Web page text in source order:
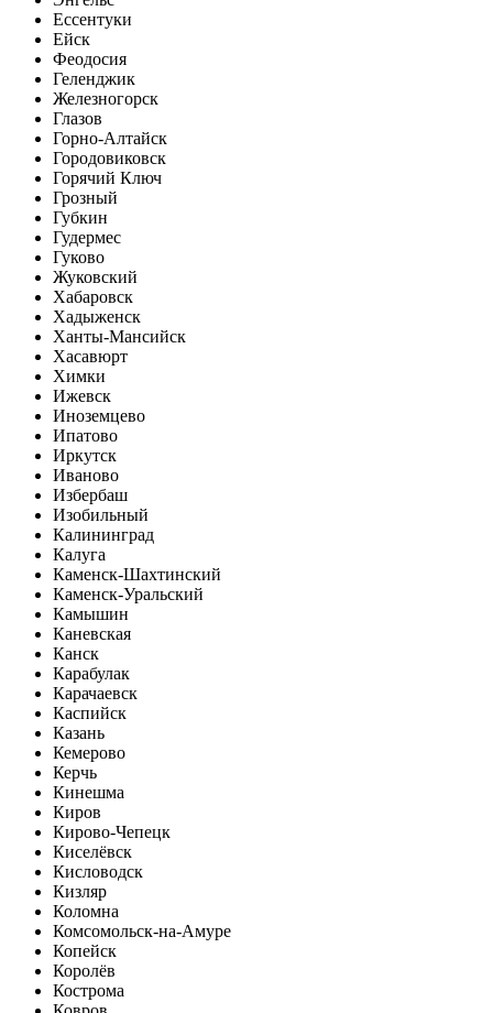
Ессентуки
Ейск
Феодосия
Геленджик
Железногорск
Глазов
Горно-Алтайск
Городовиковск
Горячий Ключ
Грозный
Губкин
Гудермес
Гуково
Жуковский
Хабаровск
Хадыженск
Ханты-Мансийск
Хасавюрт
Химки
Ижевск
Иноземцево
Ипатово
Иркутск
Иваново
Избербаш
Изобильный
Калининград
Калуга
Каменск-Шахтинский
Каменск-Уральский
Камышин
Каневская
Канск
Карабулак
Карачаевск
Каспийск
Казань
Кемерово
Керчь
Кинешма
Киров
Кирово-Чепецк
Киселёвск
Кисловодск
Кизляр
Коломна
Комсомольск-на-Амуре
Копейск
Королёв
Кострома